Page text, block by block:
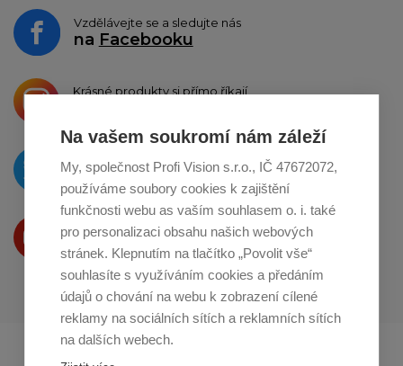
Na vašem soukromí nám záleží
My, společnost Profi Vision s.r.o., IČ 47672072,
používáme soubory cookies k zajištění
funkčnosti webu as vaším souhlasem o. i. také
pro personalizaci obsahu našich webových
stránek. Klepnutím na tlačítko „Povolit vše“
souhlasíte s využíváním cookies a předáním
údajů o chování na webu k zobrazení cílené
reklamy na sociálních sítích a reklamních sítích
na dalších webech.
Vzdělávejte se a sledujte nás
na Facebooku
Krásné produkty si přímo říkají
O novinkách píšeme
naTwitteru
Produkty Vám představujeme
na Youtube
Profikuchar.sk